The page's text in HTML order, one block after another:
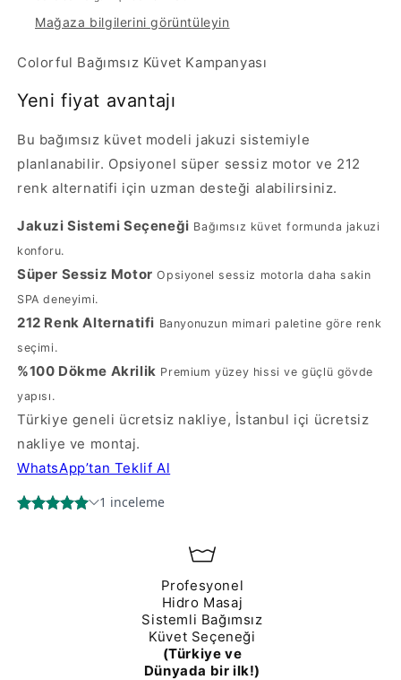
Mağaza bilgilerini görüntüleyin
Colorful Bağımsız Küvet Kampanyası
Yeni fiyat avantajı
Bu bağımsız küvet modeli jakuzi sistemiyle
planlanabilir. Opsiyonel süper sessiz motor ve 212
renk alternatifi için uzman desteği alabilirsiniz.
Jakuzi Sistemi Seçeneği Bağımsız küvet formunda jakuzi
konforu.
Süper Sessiz Motor Opsiyonel sessiz motorla daha sakin
SPA deneyimi.
212 Renk Alternatifi Banyonuzun mimari paletine göre renk
seçimi.
%100 Dökme Akrilik Premium yüzey hissi ve güçlü gövde
yapısı.
Türkiye geneli ücretsiz nakliye, İstanbul içi ücretsiz
nakliye ve montaj.
WhatsApp’tan Teklif Al
Profesyonel
Hidro Masaj
Sistemli Bağımsız
Küvet Seçeneği
(Türkiye ve
Dünyada bir ilk!)